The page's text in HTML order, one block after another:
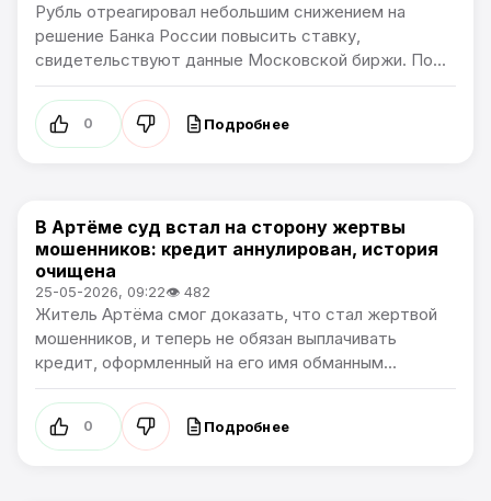
Рубль отреагировал небольшим снижением на
решение Банка России повысить ставку,
свидетельствуют данные Московской биржи. По...
0 Подробнее
Общество
В Артёме суд встал на сторону жертвы
мошенников: кредит аннулирован, история
очищена
25-05-2026, 09:22👁 482
Житель Артёма смог доказать, что стал жертвой
мошенников, и теперь не обязан выплачивать
кредит, оформленный на его имя обманным...
0 Подробнее